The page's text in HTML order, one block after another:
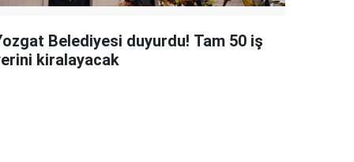
Belediyesi duyurdu! Tam 50 iş
kiralayacak